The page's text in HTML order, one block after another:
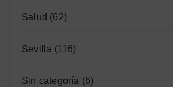
Salud (62)
Sevilla (116)
Sin categoría (6)